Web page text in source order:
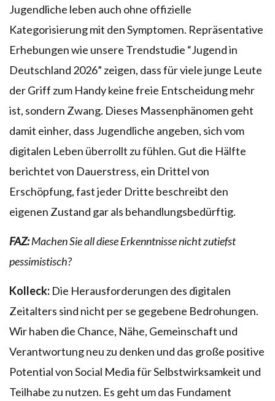
Jugendliche leben auch ohne offizielle
Kategorisierung mit den Symptomen. Repräsentative
Erhebungen wie unsere Trendstudie “Jugend in
Deutschland 2026” zeigen, dass für viele junge Leute
der Griff zum Handy keine freie Entscheidung mehr
ist, sondern Zwang. Dieses Massenphänomen geht
damit einher, dass Jugendliche angeben, sich vom
digitalen Leben überrollt zu fühlen. Gut die Hälfte
berichtet von Dauerstress, ein Drittel von
Erschöpfung, fast jeder Dritte beschreibt den
eigenen Zustand gar als behandlungsbedürftig.
FAZ:Machen Sie all diese Erkenntnisse nicht zutiefst
pessimistisch?
Kolleck: Die Herausforderungen des digitalen
Zeitalters sind nicht per se gegebene Bedrohungen.
Wir haben die Chance, Nähe, Gemeinschaft und
Verantwortung neu zu denken und das große positive
Potential von Social Media für Selbstwirksamkeit und
Teilhabe zu nutzen. Es geht um das Fundament